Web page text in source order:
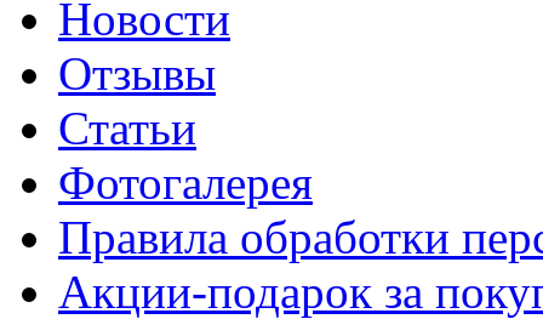
Новости
Отзывы
Статьи
Фотогалерея
Правила обработки
Акции-подарок за